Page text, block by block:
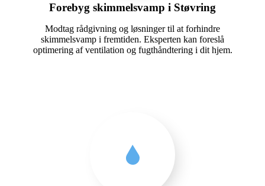
Forebyg skimmelsvamp i Støvring
Modtag rådgivning og løsninger til at forhindre
skimmelsvamp i fremtiden. Eksperten kan foreslå
optimering af ventilation og fugthåndtering i dit hjem.